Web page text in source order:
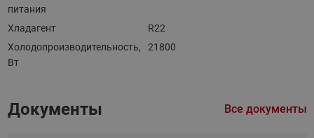
питания
Хладагент
R22
Холодопроизводительность,
Вт
21800
Документы Все документы